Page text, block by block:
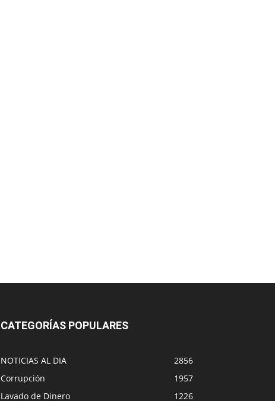
CATEGORÍAS POPULARES
NOTICIAS AL DIA
2856
Corrupción
1957
Lavado de Dinero
1226